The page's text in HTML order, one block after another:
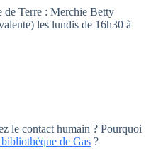
de Terre : Merchie Betty
les lundis de 16h30 à
le contact humain ? Pourquoi
de Gas ?